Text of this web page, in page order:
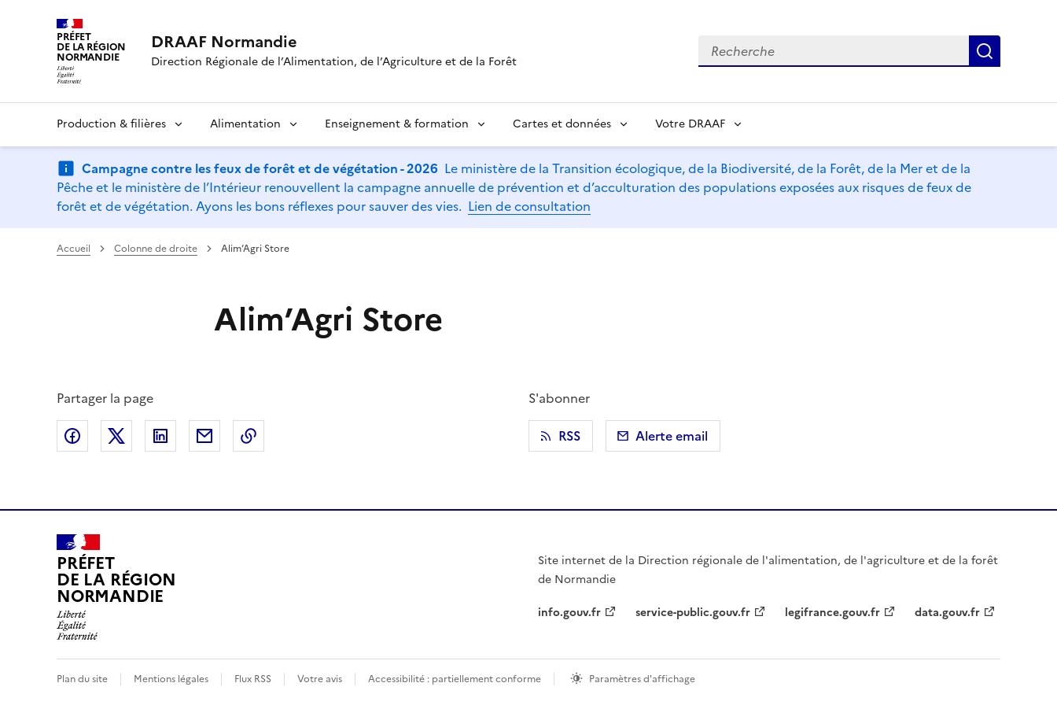
PRÉFET
DE LA RÉGION
NORMANDIE
DRAAF Normandie
Direction Régionale de l’Alimentation, de l’Agriculture et de la Forêt
Recherche
Production & filières Alimentation Enseignement & formation Cartes et données Votre DRAAF
Campagne contre les feux de forêt et de végétation - 2026 Le ministère de la Transition écologique, de la Biodiversité, de la Forêt, de la Mer et de la
Pêche et le ministère de l’Intérieur renouvellent la campagne annuelle de prévention et d’acculturation des populations exposées aux risques de feux de
forêt et de végétation. Ayons les bons réflexes pour sauver des vies. Lien de consultation
Accueil Colonne de droite Alim’Agri Store
Alim’Agri Store
Partager la page
Partager sur Facebook
Partager sur X (anciennement Twitter)
Partager sur LinkedIn
Partager par email
S'abonner
RSS
Alerte email
PRÉFET
DE LA RÉGION
NORMANDIE
Site internet de la Direction régionale de l'alimentation, de l'agriculture et de la forêt
de Normandie
info.gouv.fr
service-public.gouv.fr legifrance.gouv.fr data.gouv.fr
Plan du site Mentions légales Flux RSS Votre avis Accessibilité : partiellement conforme Paramètres d'affichage